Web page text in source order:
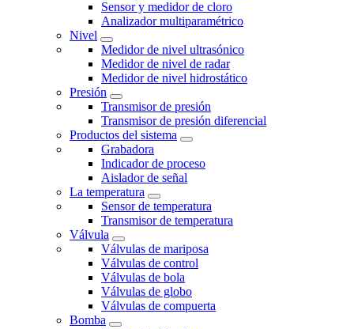
Sensor y medidor de cloro
Analizador multiparamétrico
Nivel
Medidor de nivel ultrasónico
Medidor de nivel de radar
Medidor de nivel hidrostático
Presión
Transmisor de presión
Transmisor de presión diferencial
Productos del sistema
Grabadora
Indicador de proceso
Aislador de señal
La temperatura
Sensor de temperatura
Transmisor de temperatura
Válvula
Válvulas de mariposa
Válvulas de control
Válvulas de bola
Válvulas de globo
Válvulas de compuerta
Bomba